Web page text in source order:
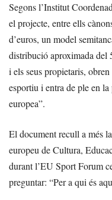
Segons l’Institut
el projecte, entre ells
d’euros, un model
distribució aproximada del
i els seus propietaris,
esportiu i entra de ple en
europea”.
El document recull a més
europeu de Cultura,
durant l’EU Sport Forum
preguntar: “Per a qui és